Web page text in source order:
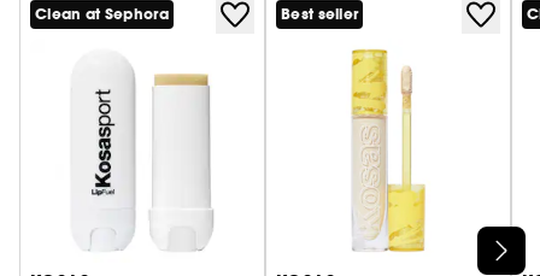
Ignorer le carrousel produits
Clean at Sephora Best seller